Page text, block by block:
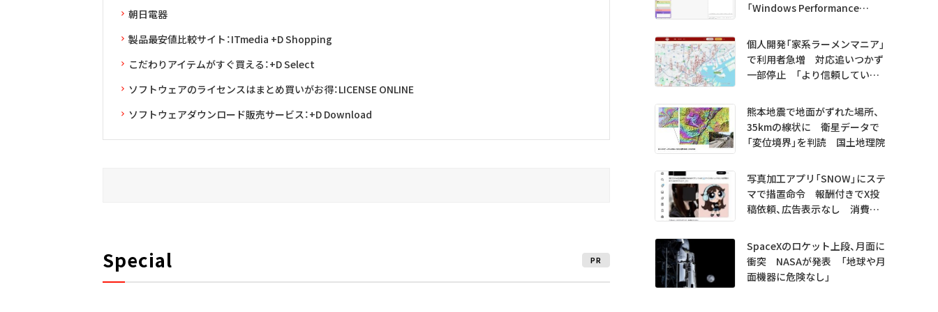
朝日電器
製品最安値比較サイト：ITmedia +D Shopping
こだわりアイテムがすぐ買える：+D Select
ソフトウェアのライセンスはまとめ買いがお得：LICENSE ONLINE
ソフトウェアダウンロード販売サービス：+D Download
Special PR
「Windows Performance
プレビュー公開
個人開発「家系ラーメンマニア」
で利用者急増 対応追いつかず
一部停止 「より信頼していた
熊本地震で地面がずれた場所、
35kmの線状に 衛星データで
「変位境界」を判読 国土地理院
写真加工アプリ「SNOW」にステ
マで措置命令 報酬付きでX投
稿依頼、広告表示なし 消費者
SpaceXのロケット上段、月面に
衝突 NASAが発表 「地球や月
面機器に危険なし」